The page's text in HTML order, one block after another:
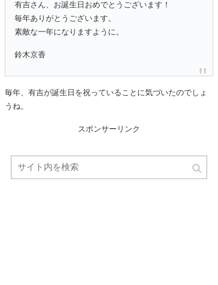
有吉さん、お誕生日おめでとうございます！
毎年ありがとうございます。
素敵な一年になりますように。
鈴木京香
毎年、有吉が誕生日を祝っていることに気づいたのでしょ
うね。
スポンサーリンク